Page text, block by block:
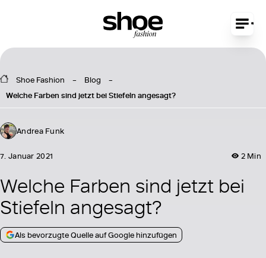
Shoe Fashion
Blog
Welche Farben sind jetzt bei Stiefeln angesagt?
Andrea Funk
2 Min
7. Januar 2021
Welche Farben sind jetzt bei
Stiefeln angesagt?
Als bevorzugte Quelle auf Google hinzufügen